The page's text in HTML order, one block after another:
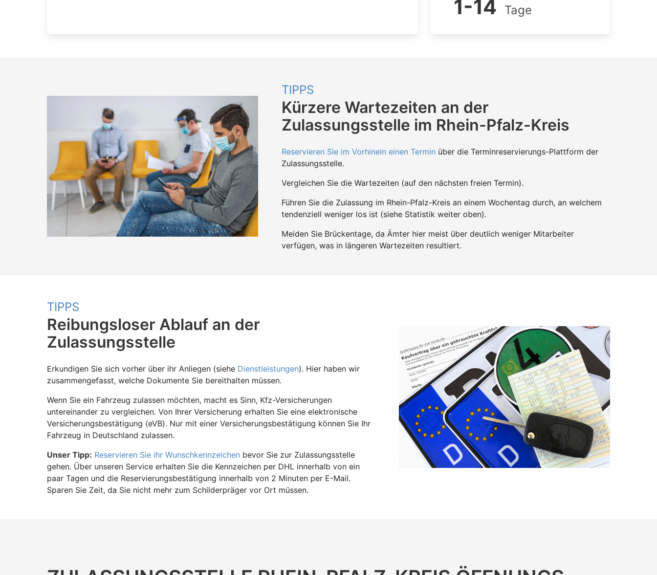
1-14 Tage
TIPPS
Kürzere Wartezeiten an der
Zulassungsstelle im Rhein-Pfalz-Kreis
Reservieren Sie im Vorhinein einen Termin über die Terminreservierungs-Plattform der
Zulassungsstelle.
Vergleichen Sie die Wartezeiten (auf den nächsten freien Termin).
Führen Sie die Zulassung im Rhein-Pfalz-Kreis an einem Wochentag durch, an welchem
tendenziell weniger los ist (siehe Statistik weiter oben).
Meiden Sie Brückentage, da Ämter hier meist über deutlich weniger Mitarbeiter
verfügen, was in längeren Wartezeiten resultiert.
TIPPS
Reibungsloser Ablauf an der
Zulassungsstelle
Erkundigen Sie sich vorher über ihr Anliegen (siehe Dienstleistungen). Hier haben wir
zusammengefasst, welche Dokumente Sie bereithalten müssen.
Wenn Sie ein Fahrzeug zulassen möchten, macht es Sinn, Kfz-Versicherungen
untereinander zu vergleichen. Von Ihrer Versicherung erhalten Sie eine elektronische
Versicherungsbestätigung (eVB). Nur mit einer Versicherungsbestätigung können Sie Ihr
Fahrzeug in Deutschland zulassen.
Unser Tipp: Reservieren Sie ihr Wunschkennzeichen bevor Sie zur Zulassungsstelle
gehen. Über unseren Service erhalten Sie die Kennzeichen per DHL innerhalb von ein
paar Tagen und die Reservierungsbestätigung innerhalb von 2 Minuten per E-Mail.
Sparen Sie Zeit, da Sie nicht mehr zum Schilderpräger vor Ort müssen.